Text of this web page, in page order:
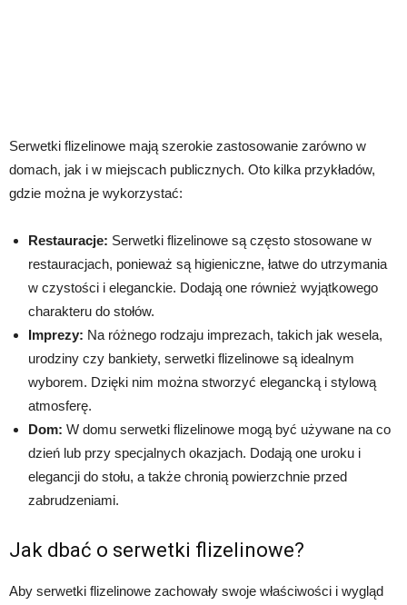
Serwetki flizelinowe mają szerokie zastosowanie zarówno w
domach, jak i w miejscach publicznych. Oto kilka przykładów,
gdzie można je wykorzystać:
Restauracje: Serwetki flizelinowe są często stosowane w
restauracjach, ponieważ są higieniczne, łatwe do utrzymania
w czystości i eleganckie. Dodają one również wyjątkowego
charakteru do stołów.
Imprezy: Na różnego rodzaju imprezach, takich jak wesela,
urodziny czy bankiety, serwetki flizelinowe są idealnym
wyborem. Dzięki nim można stworzyć elegancką i stylową
atmosferę.
Dom: W domu serwetki flizelinowe mogą być używane na co
dzień lub przy specjalnych okazjach. Dodają one uroku i
elegancji do stołu, a także chronią powierzchnie przed
zabrudzeniami.
Jak dbać o serwetki flizelinowe?
Aby serwetki flizelinowe zachowały swoje właściwości i wygląd